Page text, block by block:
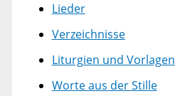
Lieder
Verzeichnisse
Liturgien und Vorlagen
Worte aus der Stille